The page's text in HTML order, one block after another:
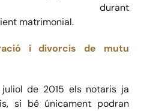
durant
matrimonial.
i divorcis de mutu
de 2015 els notaris ja
si bé únicament podran